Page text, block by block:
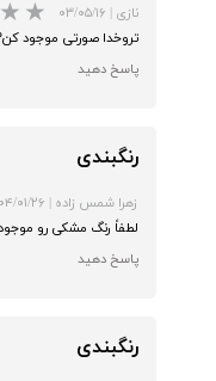
★
نازی | ۰۳/۰۵/۱۶
تروخدا صورتی موجود
پاسخ دهید
رنگبندی
زهرا شمس زاده | ۰۴/۰۱/۲۶
لطفاً رنگ مشکی رو
پاسخ دهید
رنگبندی